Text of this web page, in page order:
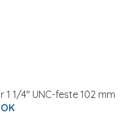
1 1/4" UNC-feste 102 mm